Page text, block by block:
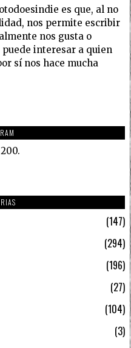
es que, al no
nos permite escribir
nos gusta o
interesar a quien
sí nos hace mucha
147
294
196
27
104
3